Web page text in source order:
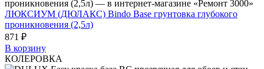
ЛЮКСИУМ (ДЮЛАКС) Bindo Base грунтовка глубокого
проникновения (2,5л)
871 ₽
В корзину
КОЛЕРОВКА